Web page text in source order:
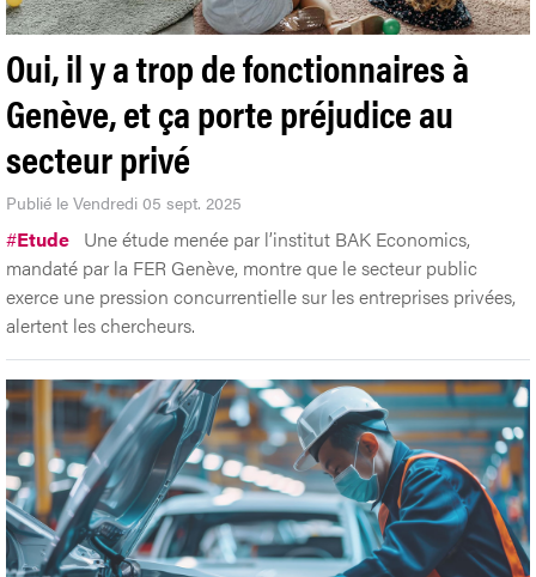
Oui, il y a trop de fonctionnaires à
Genève, et ça porte préjudice au
secteur privé
Publié le Vendredi 05 sept. 2025
#Etude Une étude menée par l’institut BAK Economics,
mandaté par la FER Genève, montre que le secteur public
exerce une pression concurrentielle sur les entreprises privées,
alertent les chercheurs.